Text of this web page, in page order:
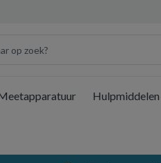
Hulpmiddelen